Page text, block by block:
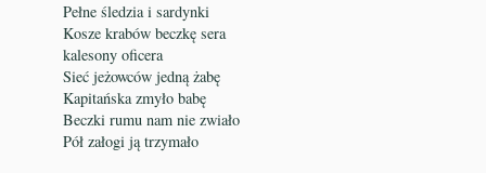
Pełne śledzia i sardynki
Kosze krabów beczkę sera
kalesony oficera
Sieć jeżowców jedną żabę
Kapitańska zmyło babę
Beczki rumu nam nie zwiało
Pół załogi ją trzymało